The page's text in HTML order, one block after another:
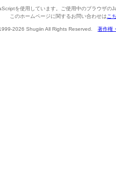
を使用しています。ご使用中のブラウザの
このホームページに関するお問い合わせは こ
2026 Shugiin All Rights Reserved. 著作権